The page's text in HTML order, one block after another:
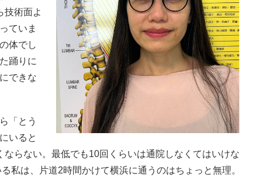
技術面よ
ていま
体でし
踊りに
できな
「とう
いると
らない。最低でも10回くらいは通院しなくてはいけな
私は、片道2時間かけて横浜に通うのはちょっと無理。